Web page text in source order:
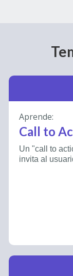
Aprende:
Call to
Un "call to
invita al